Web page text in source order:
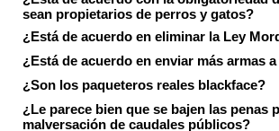
sean propietarios de perros y gatos?
¿Está de acuerdo en eliminar la Ley
¿Está de acuerdo en enviar más armas
¿Son los paqueteros reales blackface?
¿Le parece bien que se bajen las penas
malversación de caudales públicos?